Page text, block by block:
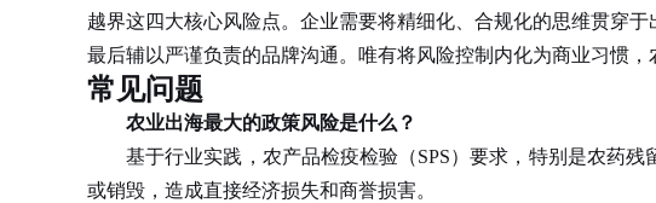
越界这四大核心风险点。企业需要将精细化、合规化的思维贯穿
最后辅以严谨负责的品牌沟通。唯有将风险控制内化为商业习惯
常见问题
农业出海最大的政策风险是什么？
基于行业实践，农产品检疫检验（SPS）要求，特别是农药残
或销毁，造成直接经济损失和商誉损害。